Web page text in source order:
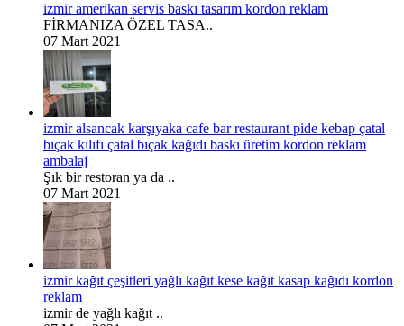
izmir amerikan servis baskı tasarım kordon reklam
FİRMANIZA ÖZEL TASA..
07 Mart 2021
izmir alsancak karşıyaka cafe bar restaurant pide kebap çatal
bıçak kılıfı çatal bıçak kağıdı baskı üretim kordon reklam
ambalaj
Şık bir restoran ya da ..
07 Mart 2021
izmir kağıt çeşitleri yağlı kağıt kese kağıt kasap kağıdı kordon
reklam
izmir de yağlı kağıt ..